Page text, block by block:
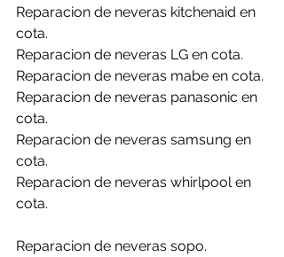
Reparacion de neveras kitchenaid en
cota.
Reparacion de neveras LG en cota.
Reparacion de neveras mabe en cota.
Reparacion de neveras panasonic en
cota.
Reparacion de neveras samsung en
cota.
Reparacion de neveras whirlpool en
cota.
Reparacion de neveras sopo.